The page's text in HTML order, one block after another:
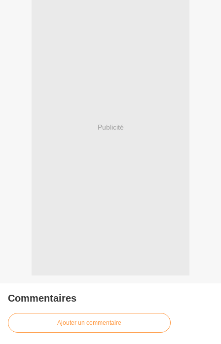
Publicité
Commentaires
Ajouter un commentaire